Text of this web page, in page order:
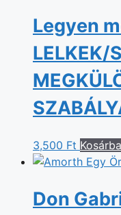
Legyen
LELKEK/
3,500 Ft
Don